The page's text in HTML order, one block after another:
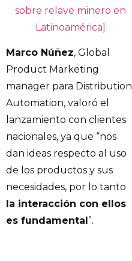
sobre relave minero en
Latinoamérica]
Marco Núñez, Global
Product Marketing
manager para Distribution
Automation, valoró el
lanzamiento con clientes
nacionales, ya que “nos
dan ideas respecto al uso
de los productos y sus
necesidades, por lo tanto
la interacción con ellos
es fundamental ”.